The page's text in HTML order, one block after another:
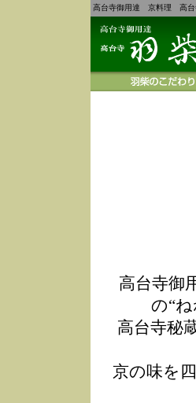
高台寺御用達 京料理 高台
高台寺御
の“
高台寺秘
京の味を